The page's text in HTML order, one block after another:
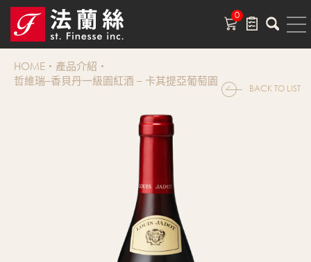
0
HOME
產品介紹
哲維瑞–香貝丹一級園紅酒 – 卡其提亞葡萄園
BACK TO LIST